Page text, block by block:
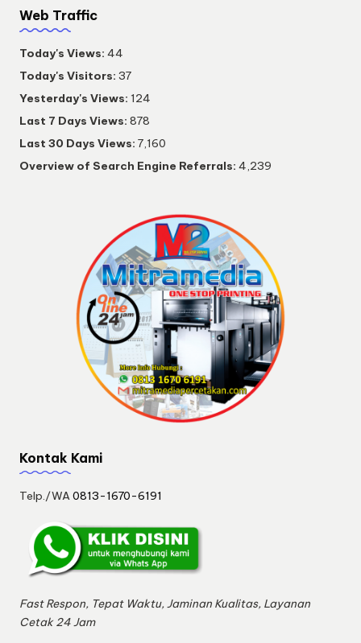
Web Traffic
Today's Views: 44
Today's Visitors: 37
Yesterday's Views: 124
Last 7 Days Views: 878
Last 30 Days Views: 7,160
Overview of Search Engine Referrals: 4,239
Kontak Kami
Telp./WA0813-1670-6191
Fast Respon, Tepat Waktu, Jaminan Kualitas, Layanan
Cetak 24 Jam